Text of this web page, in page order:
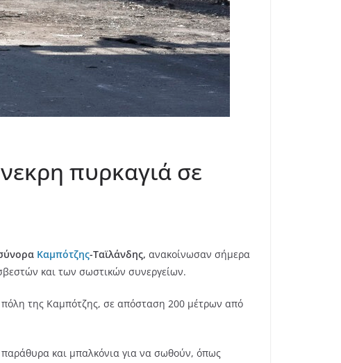
πυρκαγιά σε
Καμπότζης-Ταϊλάνδης, ανακοίνωσαν σήμερα
και των σωστικών συνεργείων.
της Καμπότζης, σε απόσταση 200 μέτρων από
και μπαλκόνια για να σωθούν, όπως